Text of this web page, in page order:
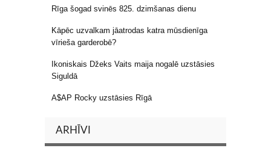
Rīga šogad svinēs 825. dzimšanas dienu
Kāpēc uzvalkam jāatrodas katra mūsdienīga
vīrieša garderobē?
Ikoniskais Džeks Vaits maija nogalē uzstāsies
Siguldā
A$AP Rocky uzstāsies Rīgā
ARHĪVI